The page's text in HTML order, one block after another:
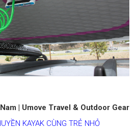
| Umove Travel & Outdoor Gear
KAYAK CÙNG TRẺ NHỎ